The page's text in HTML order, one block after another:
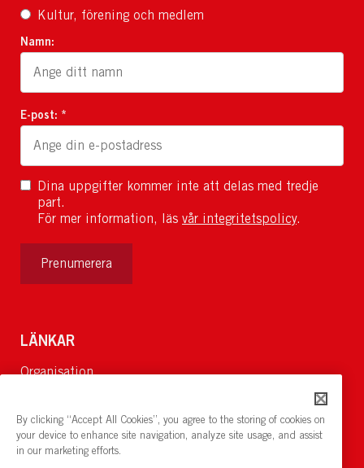
Kultur, förening och medlem
Namn:
E-post: *
Dina uppgifter kommer inte att delas med tredje
part.
För mer information, läs vår integritetspolicy.
Prenumerera
LÄNKAR
Organisation
Lediga jobb
Nyheter och pressrum
By clicking “Accept All Cookies”, you agree to the storing of cookies on
your device to enhance site navigation, analyze site usage, and assist
in our marketing efforts.